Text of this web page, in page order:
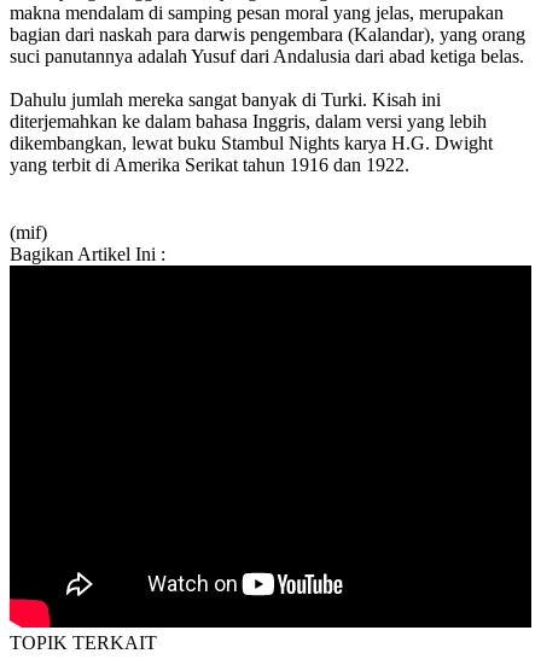
makna mendalam di samping pesan moral yang jelas, merupakan
bagian dari naskah para darwis pengembara (Kalandar), yang orang
suci panutannya adalah Yusuf dari Andalusia dari abad ketiga belas.
Dahulu jumlah mereka sangat banyak di Turki. Kisah ini
diterjemahkan ke dalam bahasa Inggris, dalam versi yang lebih
dikembangkan, lewat buku Stambul Nights karya H.G. Dwight
yang terbit di Amerika Serikat tahun 1916 dan 1922.
(mif)
Bagikan Artikel Ini :
TOPIK TERKAIT